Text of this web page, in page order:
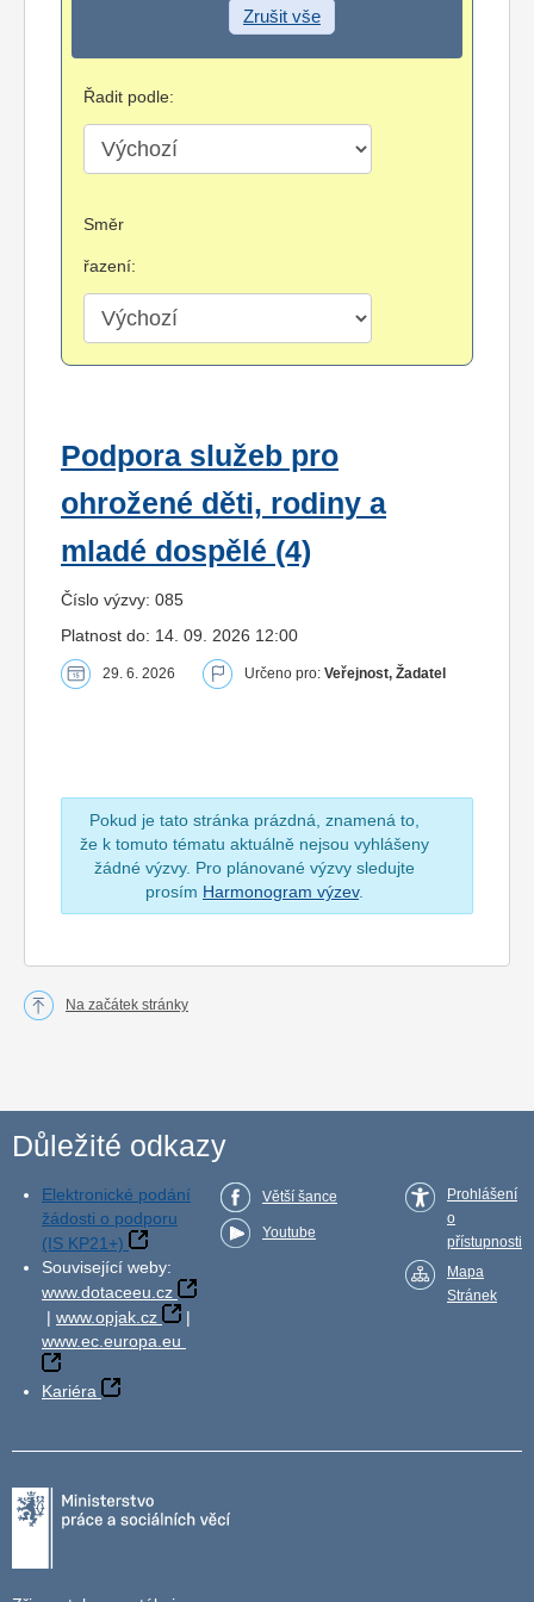
Zrušit vše
Řadit podle:
Směr
řazení:
Podpora služeb pro
ohrožené děti, rodiny a
mladé dospělé (4)
Číslo výzvy: 085
Platnost do: 14. 09. 2026 12:00
29. 6. 2026 Určeno pro: Veřejnost, Žadatel
Pokud je tato stránka prázdná, znamená to,
že k tomuto tématu aktuálně nejsou vyhlášeny
žádné výzvy. Pro plánované výzvy sledujte
prosím Harmonogram výzev.
Na začátek stránky
Důležité odkazy
Elektronické podání
žádosti o podporu
(IS KP21+)
Související weby:
www.dotaceeu.cz
| www.opjak.cz
|
www.ec.europa.eu
Kariéra
Větší šance
Youtube
Prohlášení
o
přístupnosti
Mapa
Stránek